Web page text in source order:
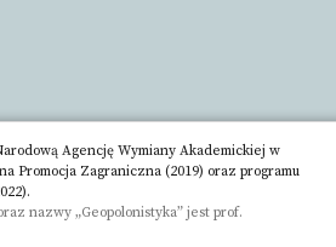
Agencję Wymiany Akademickiej w
Promocja Zagraniczna (2019) oraz programu
nazwy „Geopolonistyka” jest prof.